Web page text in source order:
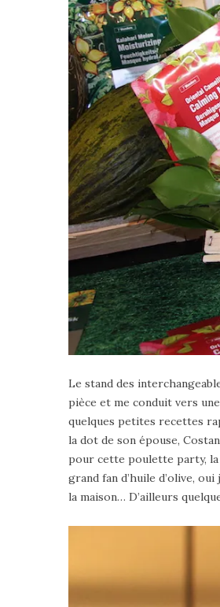
Le stand des
pièce et me conduit vers
quelques petites recettes
la dot de son épouse,
pour cette poulette party, la
grand fan d’huile d’olive,
la maison… D’ailleurs